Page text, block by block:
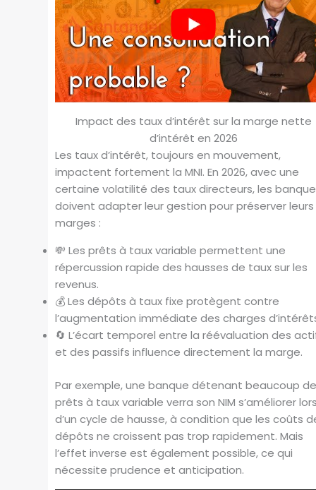
Impact des taux d’intérêt sur la marge nette
d’intérêt en 2026
Les taux d’intérêt, toujours en mouvement,
impactent fortement la MNI. En 2026, avec une
certaine volatilité des taux directeurs, les
doivent adapter leur gestion pour préserver leurs
marges :
💸 Les prêts à taux variable permettent une
répercussion rapide des hausses de taux sur les
revenus.
💰 Les dépôts à taux fixe protègent contre
l’augmentation immédiate des charges
🔄 L’écart temporel entre la réévaluation des
et des passifs influence directement la marge.
Par exemple, une banque détenant beaucoup
prêts à taux variable verra son NIM s’améliorer
d’un cycle de hausse, à condition que les coûts
dépôts ne croissent pas trop rapidement. Mais
l’effet inverse est également possible, ce qui
nécessite prudence et anticipation.